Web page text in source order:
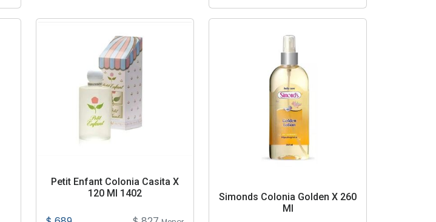
Petit Enfant Colonia Casita X
120 Ml 1402
Simonds Colonia Golden X 260
Ml